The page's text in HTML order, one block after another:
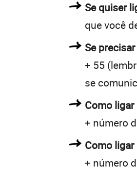
Se quiser
que você
Se
+ 55
se
Como ligar
+ número
Como ligar
+ número